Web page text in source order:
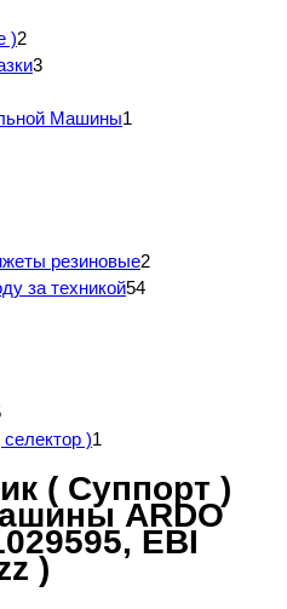
)2
3
Машины1
резиновые2
за техникой54
)1
( Суппорт )
ARDO
EBI
)